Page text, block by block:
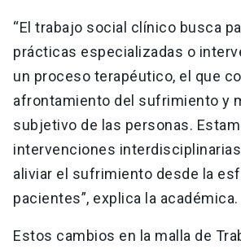
“El trabajo social clínico busca
prácticas especializadas o
un proceso terapéutico, el que
afrontamiento del sufrimiento y
subjetivo de las personas.
intervenciones
aliviar el sufrimiento desde la
pacientes”, explica la académica.
Estos cambios en la malla de